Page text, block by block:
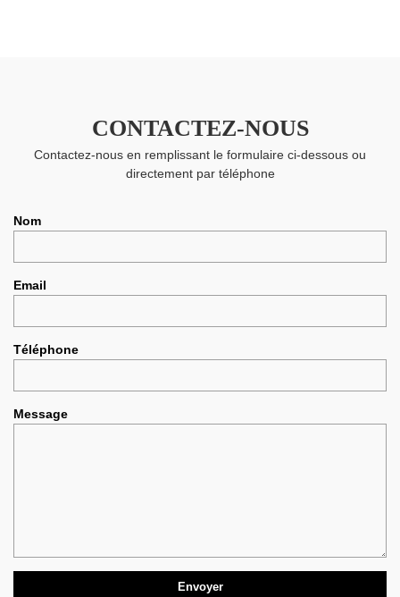
CONTACTEZ-NOUS
Contactez-nous en remplissant le formulaire ci-dessous ou
directement par téléphone
Nom
Email
Téléphone
Message